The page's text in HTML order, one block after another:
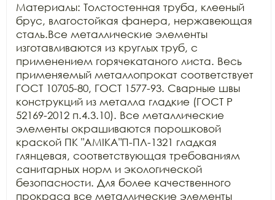
Материалы: Толстостенная труба, клееный
брус, влагостойкая фанера, нержавеющая
сталь.Все металлические элементы
изготавливаются из круглых труб, с
применением горячекатаного листа. Весь
применяемый металлопрокат соответствует
ГОСТ 10705-80, ГОСТ 1577-93. Сварные швы
конструкций из металла гладкие (ГОСТ Р
52169-2012 п.4.3.10). Все металлические
элементы окрашиваются порошковой
краской ПК "АМIKA"П-ПЛ-1321 гладкая
глянцевая, соответствующая требованиям
санитарных норм и экологической
безопасности. Для более качественного
прокраса все металлические элементы